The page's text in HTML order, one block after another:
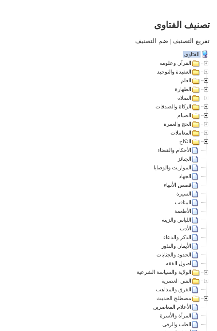
تصنيف الفتاوى
تفريع التصنيف | ضم التصنيف
الفتاوى
القرآن وعلومه
العقيدة والتوحيد
العلم
الطهارة
الصلاة
الزكاة والصدقات
الصيام
الحج والعمرة
المعاملات
النكاح
الأحكام والقضاء
الجنائز
المواريث والوصايا
الجهاد
قصص الأنبياء
السيرة
المناقب
الأطعمة
اللباس والزينة
الأدب
الذكر والدعاء
الأيمان والنذور
الحدود والجنايات
أصول الفقه
الولاية والسياسة الشرعية
الفتن العصرية
الفرق والمذاهب
مصطلح الحديث
الأعلام المعاصرين
المرأة والأسرة
الطب والرقى